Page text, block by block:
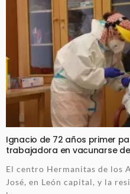
Ignacio de 72 años primer
trabajadora en vacunarse
El centro Hermanitas de los
José, en León capital, y la